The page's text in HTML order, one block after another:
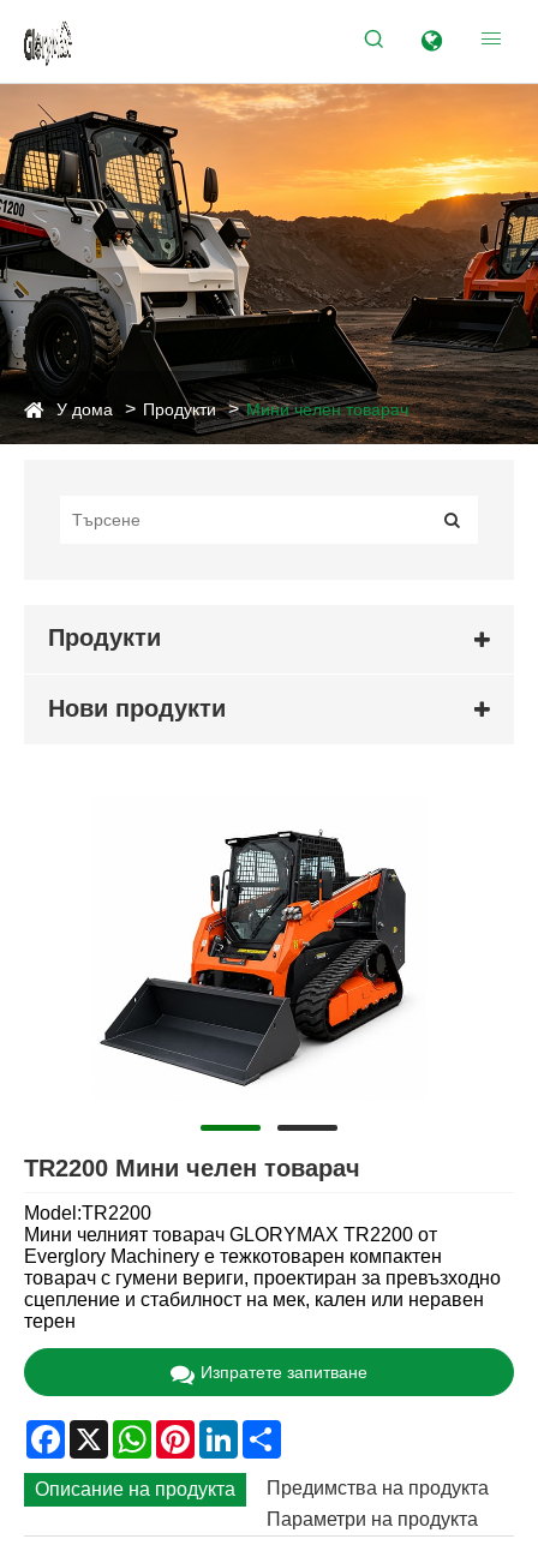
 
У дома Продукти Мини челен товарач
Продукти
Нови продукти
TR2200 Мини челен товарач
Model:TR2200
Мини челният товарач GLORYMAX TR2200 от
Everglory Machinery е тежкотоварен компактен
товарач с гумени вериги, проектиран за превъзходно
сцепление и стабилност на мек, кален или неравен
терен
Изпратете запитване
Facebook
X WhatsApp
PinterestLinkedIn
Описание на продукта
Предимства на продукта
Параметри на продукта